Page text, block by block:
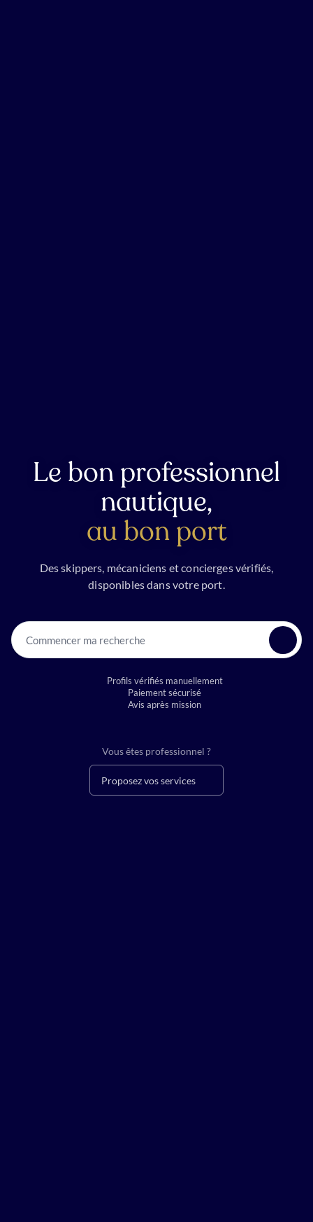
Le bon professionnel
nautique,
au bon port
Des skippers, mécaniciens et concierges vérifiés,
disponibles dans votre port.
Commencer ma recherche
Profils vérifiés manuellement
Paiement sécurisé
Avis après mission
Vous êtes professionnel ?
Proposez vos services